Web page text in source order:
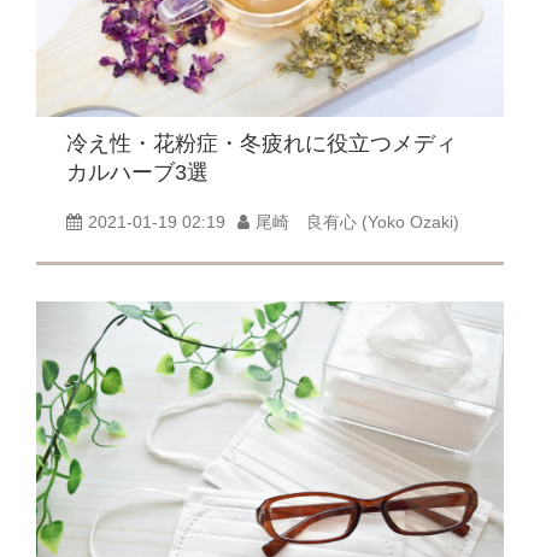
冷え性・花粉症・冬疲れに役立つメディ
カルハーブ3選
2021-01-19 02:19 尾崎 良有心 (Yoko Ozaki)